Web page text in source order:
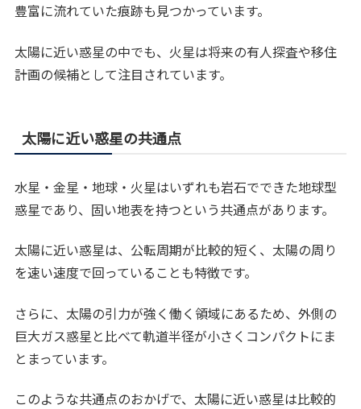
豊富に流れていた痕跡も見つかっています。
太陽に近い惑星の中でも、火星は将来の有人探査や移住
計画の候補として注目されています。
太陽に近い惑星の共通点
水星・金星・地球・火星はいずれも岩石でできた地球型
惑星であり、固い地表を持つという共通点があります。
太陽に近い惑星は、公転周期が比較的短く、太陽の周り
を速い速度で回っていることも特徴です。
さらに、太陽の引力が強く働く領域にあるため、外側の
巨大ガス惑星と比べて軌道半径が小さくコンパクトにま
とまっています。
このような共通点のおかげで、太陽に近い惑星は比較的